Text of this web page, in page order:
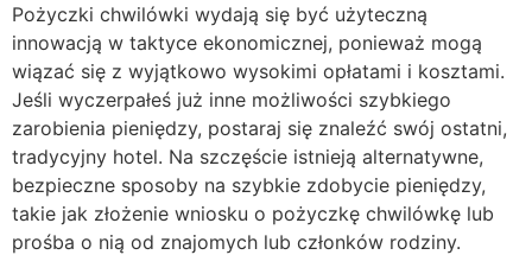
Pożyczki chwilówki wydają się być użyteczną
innowacją w taktyce ekonomicznej, ponieważ mogą
wiązać się z wyjątkowo wysokimi opłatami i kosztami.
Jeśli wyczerpałeś już inne możliwości szybkiego
zarobienia pieniędzy, postaraj się znaleźć swój ostatni,
tradycyjny hotel. Na szczęście istnieją alternatywne,
bezpieczne sposoby na szybkie zdobycie pieniędzy,
takie jak złożenie wniosku o pożyczkę chwilówkę lub
prośba o nią od znajomych lub członków rodziny.